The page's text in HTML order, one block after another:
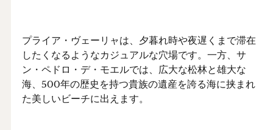
プライア・ヴェーリャは、夕暮れ時や夜遅くまで滞在
したくなるようなカジュアルな穴場です。一方、サ
ン・ペドロ・デ・モエルでは、広大な松林と雄大な
海、500年の歴史を持つ貴族の遺産を誇る海に挟まれ
た美しいビーチに出えます。